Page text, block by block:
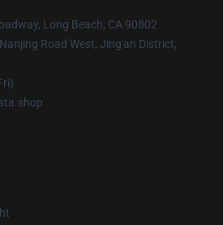
Long Beach, CA 90802
Road West, Jing'an District,